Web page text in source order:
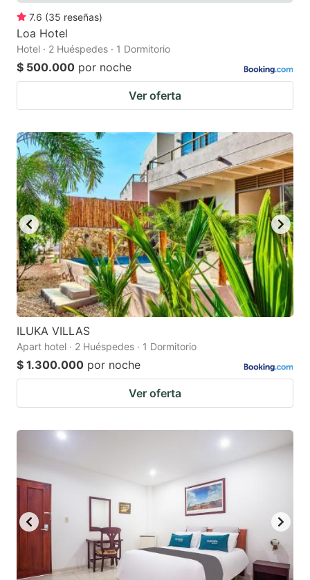
7.6 (35 reseñas)
Loa Hotel
Hotel · 2 Huéspedes · 1 Dormitorio
$ 500.000 por noche
Ver oferta
ILUKA VILLAS
Apart hotel · 2 Huéspedes · 1 Dormitorio
$ 1.300.000 por noche
Ver oferta